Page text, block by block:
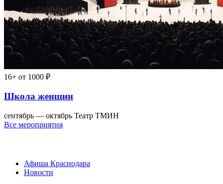
16+ от 1000 ₽
Школа женщин
сентябрь — октябрь Театр ТМИН
Все мероприятия
Афиша Краснодара
Новости